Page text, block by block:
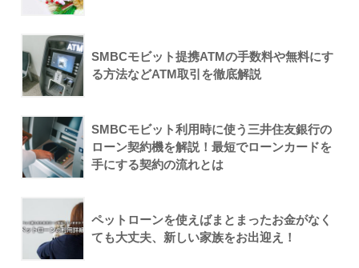
SMBCモビット提携ATMの手数料や無料にす
る方法などATM取引を徹底解説
SMBCモビット利用時に使う三井住友銀行の
ローン契約機を解説！最短でローンカードを
手にする契約の流れとは
ペットローンを使えばまとまったお金がなく
ても大丈夫、新しい家族をお出迎え！